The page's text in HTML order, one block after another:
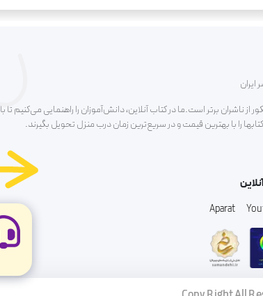
ناشران برتر است.ما در کتاب آنلاین، دانش‌آموزان را راهنمایی می‌کنیم
را با بهترین قیمت و در سریع‌ترین زمان درب منزل تحویل بگیرند.
Aparat